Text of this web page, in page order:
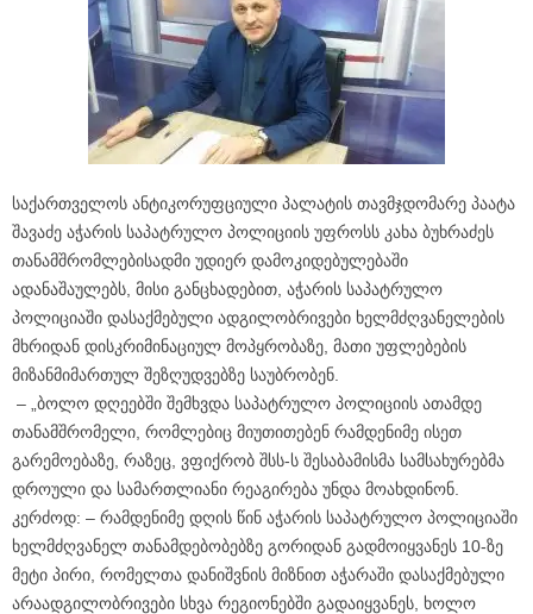
საქართველოს ანტიკორუფციული პალატის თავმჯდომარე პაატა
შავაძე აჭარის საპატრულო პოლიციის უფროსს კახა ბუხრაძეს
თანამშრომლებისადმი უდიერ დამოკიდებულებაში
ადანაშაულებს, მისი განცხადებით, აჭარის საპატრულო
პოლიციაში დასაქმებული ადგილობრივები ხელმძღვანელების
მხრიდან დისკრიმინაციულ მოპყრობაზე, მათი უფლებების
მიზანმიმართულ შეზღუდვებზე საუბრობენ.
– „ბოლო დღეებში შემხვდა საპატრულო პოლიციის ათამდე
თანამშრომელი, რომლებიც მიუთითებენ რამდენიმე ისეთ
გარემოებაზე, რაზეც, ვფიქრობ შსს-ს შესაბამისმა სამსახურებმა
დროული და სამართლიანი რეაგირება უნდა მოახდინონ.
კერძოდ: – რამდენიმე დღის წინ აჭარის საპატრულო პოლიციაში
ხელმძღვანელ თანამდებობებზე გორიდან გადმოიყვანეს 10-ზე
მეტი პირი, რომელთა დანიშვნის მიზნით აჭარაში დასაქმებული
არაადგილობრივები სხვა რეგიონებში გადაიყვანეს, ხოლო